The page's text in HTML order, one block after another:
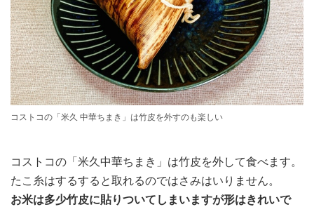
コストコの「米久 中華ちまき」は竹皮を外すのも楽しい
コストコの「米久中華ちまき」は竹皮を外して食べます。
たこ糸はするすると取れるのではさみはいりません。
お米は多少竹皮に貼りついてしまいますが形はきれいで